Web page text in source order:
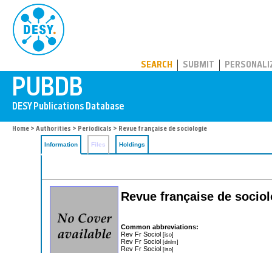
SEARCH SUBMIT
Home > Authorities > Periodicals > Revue française de sociologie
Information Files Holdings
Revue française de
Common abbreviations:
Rev Fr Sociol [iso]
Rev Fr Sociol [dnlm]
Rev Fr Sociol [iso]